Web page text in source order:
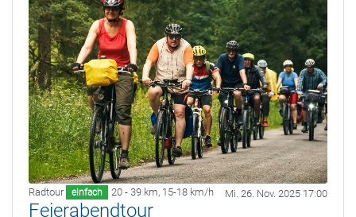
Radtour einfach 20 - 39 km, 15-18 km/h Mi. 26. Nov. 2025 17:00
Feierabendtour